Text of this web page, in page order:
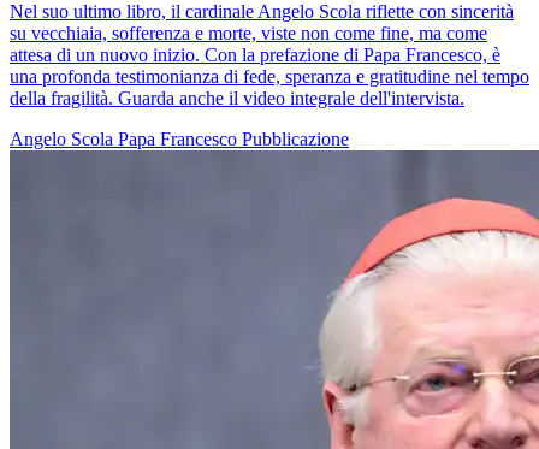
Nel suo ultimo libro, il cardinale Angelo Scola riflette con sincerità
su vecchiaia, sofferenza e morte, viste non come fine, ma come
attesa di un nuovo inizio. Con la prefazione di Papa Francesco, è
una profonda testimonianza di fede, speranza e gratitudine nel tempo
della fragilità. Guarda anche il video integrale dell'intervista.
Angelo Scola Papa Francesco Pubblicazione